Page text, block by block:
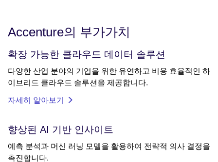
Accenture의 부가가치
확장 가능한 클라우드 데이터 솔루션
다양한 산업 분야의 기업을 위한 유연하고 비용 효율적인 하
이브리드 클라우드 솔루션을 제공합니다.
자세히 알아보기
향상된 AI 기반 인사이트
예측 분석과 머신 러닝 모델을 활용하여 전략적 의사 결정을
촉진합니다.